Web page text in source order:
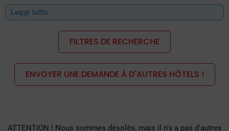
de vacances, puisqu'ils proposent des formules tout compris,
Leggi tutto
FILTRES DE RECHERCHE
ENVOYER UNE DEMANDE À D'AUTRES HÔTELS !
ATTENTION ! Nous sommes désolés, mais il n'y a pas d'autres